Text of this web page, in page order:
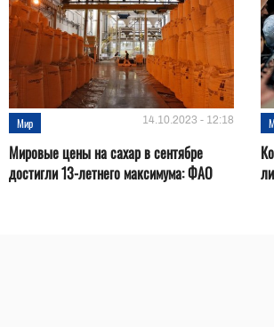
Мир 14.10.2023 - 12:18
Мировые цены на сахар в сентябре
достигли 13-летнего максимума: ФАО